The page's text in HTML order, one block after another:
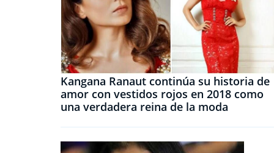
Kangana Ranaut continúa su historia de
amor con vestidos rojos en 2018 como
una verdadera reina de la moda